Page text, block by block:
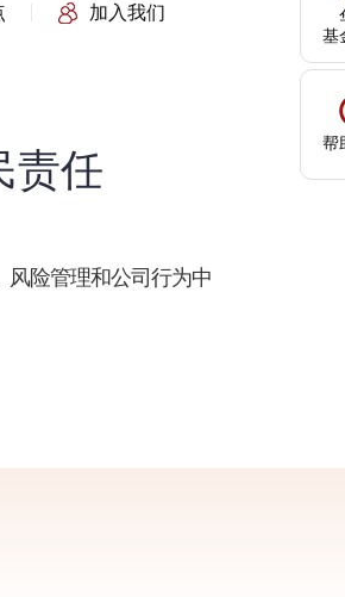
基
帮
加入我们
责任
风险管理和公司行为中